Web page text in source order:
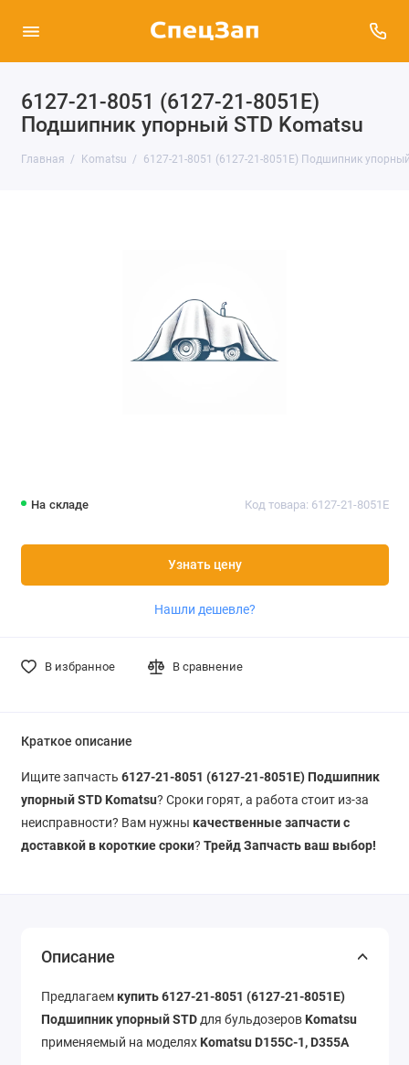
6127-21-8051 (6127-21-8051E)
Подшипник упорный STD Komatsu
Главная Komatsu 6127-21-8051 (6127-21-8051E) Подшипник
На складе Код товара: 6127-21-8051E
Узнать цену
Нашли дешевле?
В избранное В сравнение
Краткое описание
Ищите запчасть 6127-21-8051 (6127-21-8051E) Подшипник
упорный STD Komatsu? Сроки горят, а работа стоит из-за
неисправности? Вам нужны качественные запчасти с
доставкой в короткие сроки? Трейд Запчасть ваш выбор!
Описание
Предлагаем купить6127-21-8051 (6127-21-8051E)
Подшипник упорный STD для бульдозеров Komatsu
применяемый на моделях Komatsu D155C-1, D355A